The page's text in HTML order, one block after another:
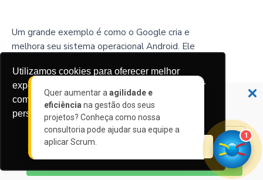
Não perca nossas novidades!
Assine a nossa newsletter 👉🏼
Utilizamos cookies para oferecer melhor
experiência, melhorar o desempenho, analisar
como você interage em nosso site e
personalizar conteúdo.
Recusar Cookies
Um grande exemplo é como o Google cria e
melhora seu sistema operacional Android. Ele
programa beta usando um sistema operacional
Android em funcionamento.
Gradualmente, um recurso ou um conjunto deles
são liberados para testadores beta e, se os
relatórios de feedback indicarem vários bugs ou
problemas importantes com usabilidade, a
atualização será revertida.
Quer aumentar a agilidade e
eficiência na gestão dos seus
projetos? Conheça como nossa
consultoria pode ajudar sua equipe a
aplicar Scrum.
1